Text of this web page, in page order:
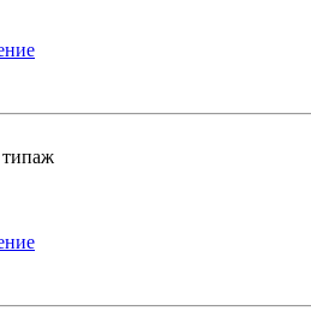
типаж